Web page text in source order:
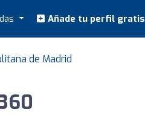
Añade tu perfil gratis
de Madrid